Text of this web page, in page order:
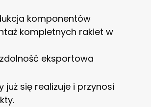
komponentów
kompletnych rakiet w
eksportowa
już się realizuje i przynosi